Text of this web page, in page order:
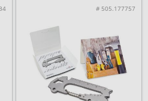
# 505.177757